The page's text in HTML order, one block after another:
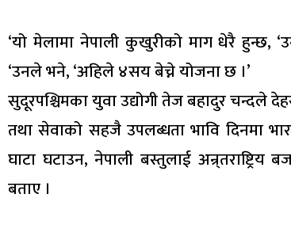
‘यो मेलामा नेपाली कुखुरीको माग धेरै
‘उनले भने, ‘अहिले ४सय बेच्ने योजना छ ।’
सुदूरपश्चिमका युवा उद्योगी तेज बहादुर चन्दले
तथा सेवाको सहजै उपलब्धता भावि दिनमा
घाटा घटाउन, नेपाली बस्तुलाई
बताए ।